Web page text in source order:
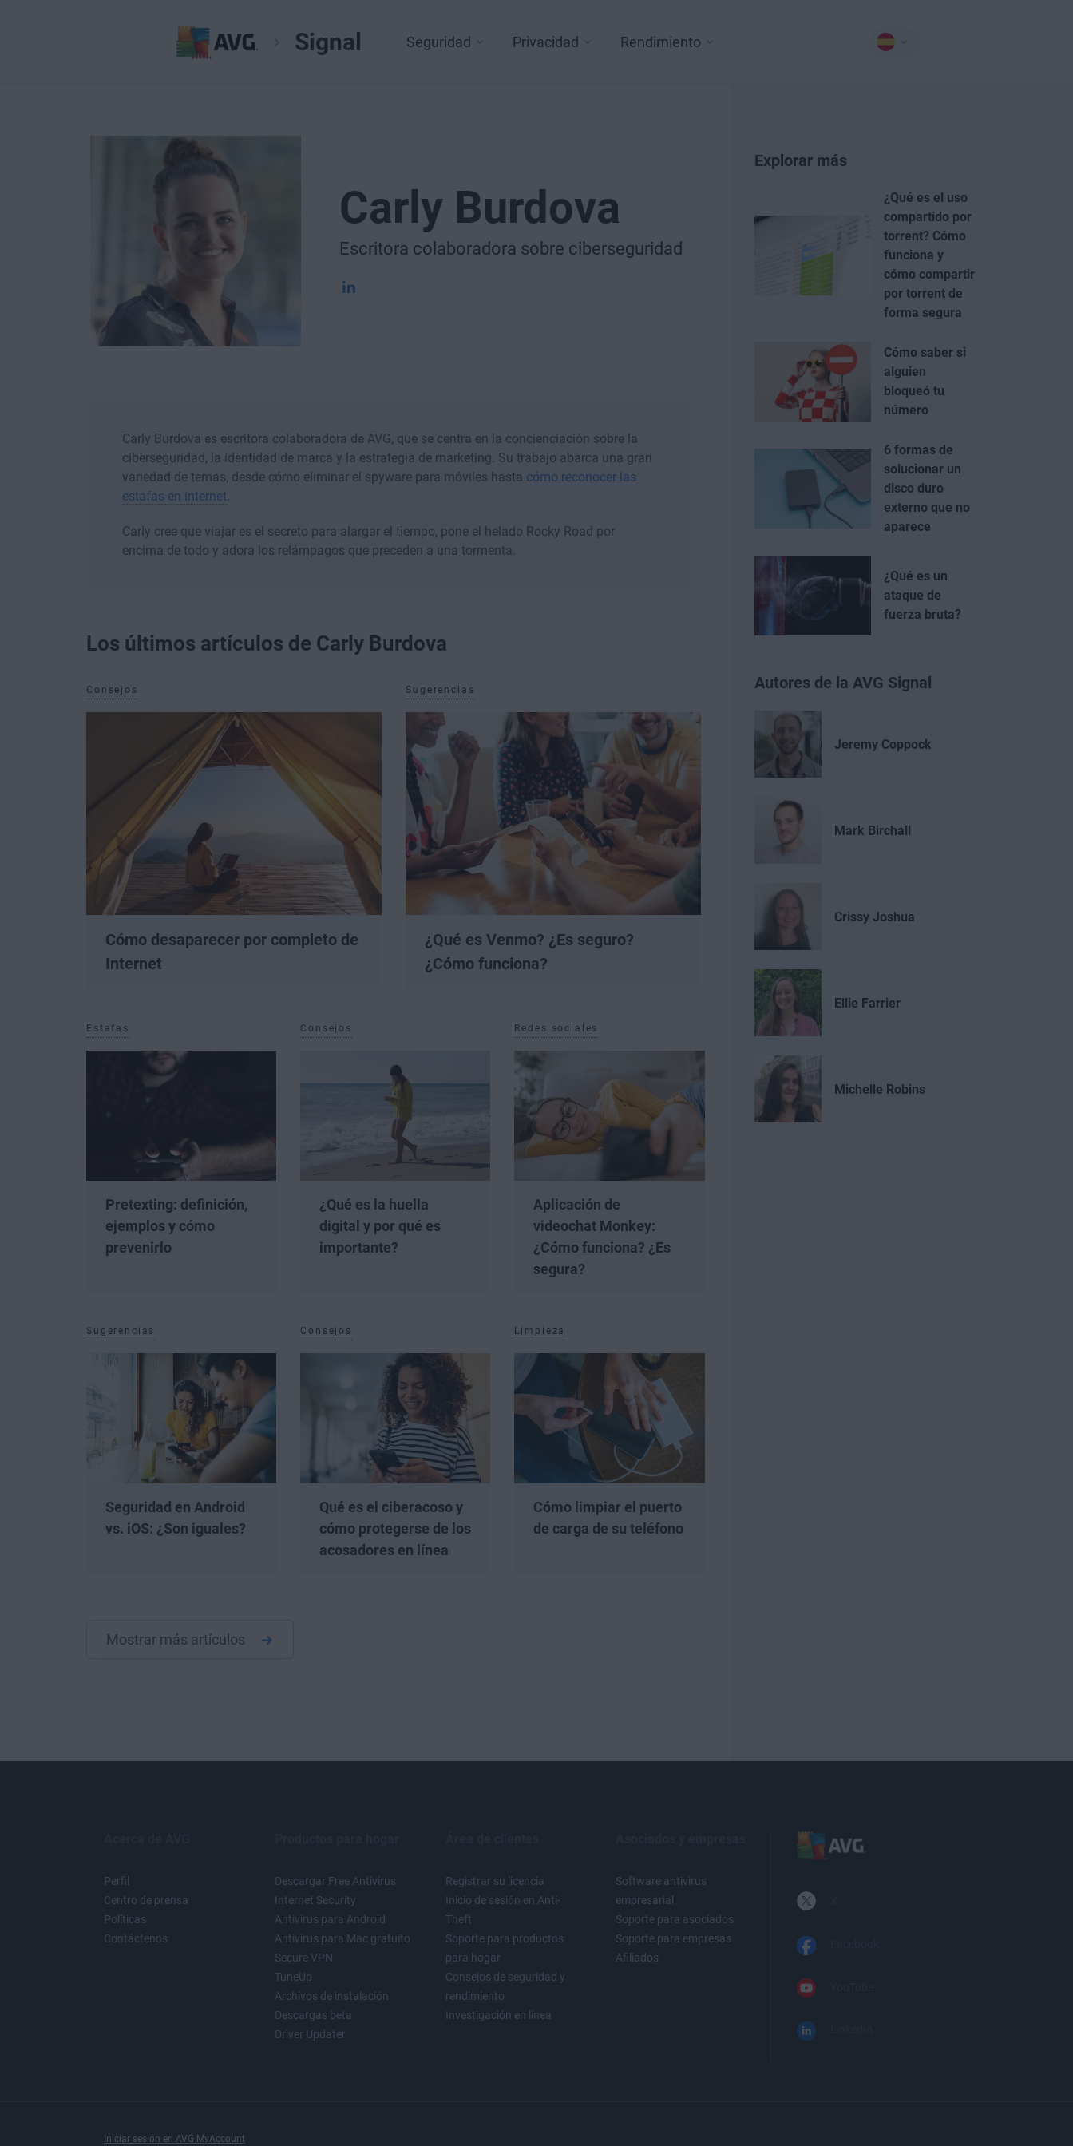
Signal Seguridad Privacidad Rendimiento
Carly Burdova
Escritora colaboradora sobre ciberseguridad
Carly Burdova es escritora colaboradora de AVG, que se centra en la concienciación sobre la
ciberseguridad, la identidad de marca y la estrategia de marketing. Su trabajo abarca una gran
variedad de temas, desde cómo eliminar el spyware para móviles hasta cómo reconocer las
estafas en internet.
Carly cree que viajar es el secreto para alargar el tiempo, pone el helado Rocky Road por
encima de todo y adora los relámpagos que preceden a una tormenta.
Los últimos artículos de Carly Burdova
Consejos
Cómo desaparecer por completo de
Internet
Sugerencias
¿Qué es Venmo? ¿Es seguro?
¿Cómo funciona?
Estafas
Pretexting: definición,
ejemplos y cómo
prevenirlo
Consejos
¿Qué es la huella
digital y por qué es
importante?
Redes sociales
Aplicación de
videochat Monkey:
¿Cómo funciona? ¿Es
segura?
Sugerencias
Seguridad en Android
vs. iOS: ¿Son iguales?
Consejos
Qué es el ciberacoso y
cómo protegerse de los
acosadores en línea
Limpieza
Cómo limpiar el puerto
de carga de su teléfono
Mostrar más artículos
Explorar más
¿Qué es el uso
compartido por
torrent? Cómo
funciona y
cómo compartir
por torrent de
forma segura
Cómo saber si
alguien
bloqueó tu
número
6 formas de
solucionar un
disco duro
externo que no
aparece
¿Qué es un
ataque de
fuerza bruta?
Autores de la AVG Signal
Jeremy Coppock
Mark Birchall
Crissy Joshua
Ellie Farrier
Michelle Robins
Perfil
Centro de prensa
Políticas
Contáctenos
Descargar Free Antivirus
Internet Security
Antivirus para Android
Antivirus para Mac gratuito
Secure VPN
TuneUp
Archivos de instalación
Descargas beta
Driver Updater
Registrar su licencia
Inicio de sesión en Anti-
Theft
Soporte para productos
para hogar
Consejos de seguridad y
rendimiento
Investigación en línea
Software antivirus
empresarial
Soporte para asociados
Soporte para empresas
Afiliados
Iniciar sesión en AVG MyAccount